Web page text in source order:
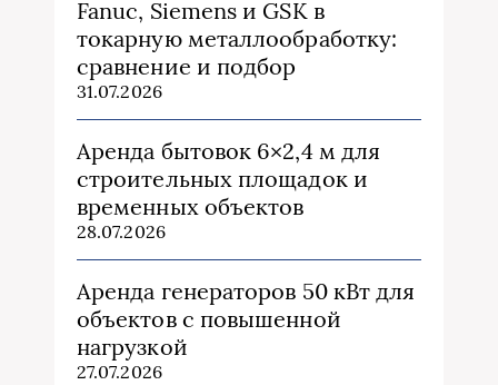
Fanuc, Siemens и GSK в
токарную металлообработку:
сравнение и подбор
31.07.2026
Аренда бытовок 6×2,4 м для
строительных площадок и
временных объектов
28.07.2026
Аренда генераторов 50 кВт для
объектов с повышенной
нагрузкой
27.07.2026